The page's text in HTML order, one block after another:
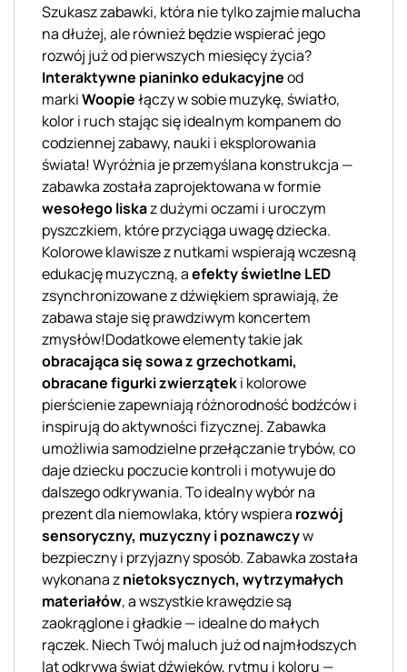
Szukasz zabawki, która nie tylko zajmie malucha
na dłużej, ale również będzie wspierać jego
rozwój już od pierwszych miesięcy życia?
Interaktywne pianinko edukacyjneod
markiWoopiełączy w sobie muzykę, światło,
kolor i ruch stając się idealnym kompanem do
codziennej zabawy, nauki i eksplorowania
świata! Wyróżnia je przemyślana konstrukcja —
zabawka została zaprojektowana w formie
wesołego liskaz dużymi oczami i uroczym
pyszczkiem, które przyciąga uwagę dziecka.
Kolorowe klawisze z nutkami wspierają wczesną
edukację muzyczną, aefekty świetlne LED
zsynchronizowane z dźwiękiem sprawiają, że
zabawa staje się prawdziwym koncertem
zmysłów!Dodatkowe elementy takie jak
obracająca się sowa z grzechotkami,
obracane figurki zwierząteki kolorowe
pierścienie zapewniają różnorodność bodźców i
inspirują do aktywności fizycznej. Zabawka
umożliwia samodzielne przełączanie trybów, co
daje dziecku poczucie kontroli i motywuje do
dalszego odkrywania. To idealny wybór na
prezent dla niemowlaka, który wspiera rozwój
sensoryczny, muzyczny i poznawczyw
bezpieczny i przyjazny sposób. Zabawka została
wykonana znietoksycznych, wytrzymałych
materiałów, a wszystkie krawędzie są
zaokrąglone i gładkie — idealne do małych
rączek. Niech Twój maluch już od najmłodszych
lat odkrywa świat dźwięków, rytmu i koloru —